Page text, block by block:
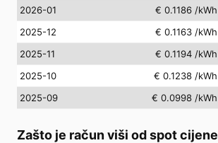
2026-01
€ 0.1186 /kWh
2025-12
€ 0.1163 /kWh
2025-11
€ 0.1194 /kWh
2025-10
€ 0.1238 /kWh
2025-09
€ 0.0998 /kWh
Zašto je račun viši od spot cijene